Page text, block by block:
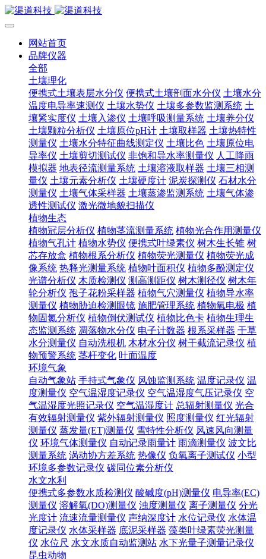
网站首页
品牌仪器
全部
土壤理化
便携式土壤表层水分仪 便携式土壤剖面水分仪 土壤水分
温度电导率速测仪 土壤水势仪 土壤多参数监测系统 土
壤紧实度仪 土壤入渗仪 土壤呼吸测量系统 土壤养分仪
土壤颗粒分析仪 土壤原位pH计 土壤取样器 土壤热特性
测量仪 土壤水分特征曲线测定仪 土壤比色 土壤原位电
导率仪 土壤剪切测试仪 非饱和导水率测量仪 人工降雨
模拟器 地表径流测量系统 土壤溶液取样器 土壤三相测
量仪 土壤元素分析仪 土壤硬度计 泥炭探测仪 石材水分
测量仪 土壤气体采样器 土壤蒸渗监测系统 土壤气体渗
透性测试仪 激光微地貌扫描仪
植物生态
植物冠层分析仪 植物茎流测量系统 植物光合作用测量仪
植物气孔计 植物水势仪 便携式叶绿素仪 树木生长锥 树
芯存放盒 植物根系分析仪 植物荧光测量仪 植物荧光成
像系统 热释光测量系统 植物叶面积仪 植物多酚测定仪
光谱分析仪 木质检测仪 测高测距仪 树木测径仪 树木年
轮分析仪 孢子花粉采样器 植物气穴测量仪 植物导水率
测量仪 植物胁迫检测眼镜 施肥管理系统 植物氧电极 植
物固氮分析仪 植物倒伏测试仪 植物比色卡 植物生理生
态监测系统 凋落物水分仪 电子计数器 根系采样器 干草
水分测量仪 自动洗根机 木材水分仪 树干截流记录仪 植
物预警系统 茎杆变化 叶面温度
环境气象
自动气象站 手持式气象仪 风蚀监测系统 温度记录仪 温
度测量仪 空气温湿度记录仪 空气温湿度气压记录仪 空
气温湿度光照记录仪 空气温湿度计 总辐射测量仪 光合
有效辐射测量仪 紫外辐射测量仪 照度测量仪 红光辐射
测量仪 蒸发量(ET)测量仪 雪特性分析仪 风速风向测量
仪 环境气体测量仪 自动记录雨量计 雨滴测量仪 波文比
测量系统 涡动协方差系统 热像仪 负氧离子测试仪 小型
环境多参数记录仪 碳同位素分析仪
水文水利
便携式多参数水质检测仪 酸碱度(pH)测量仪 电导率(EC)
测量仪 溶解氧(DO)测量仪 浊度测量仪 离子测量仪 分光
光度计 流速流量测量仪 声纳深度计 水位记录仪 水体温
度记录仪 水体采样器 底泥采样器 藻类叶绿素荧光测量
仪 水位尺 水文水质自动监测站 水下光量子测量记录仪
昆虫动物